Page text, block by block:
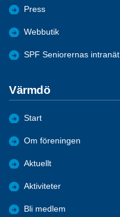
Press
Webbutik
SPF Seniorernas intranät
Värmdö
Start
Om föreningen
Aktuellt
Aktiviteter
Bli medlem